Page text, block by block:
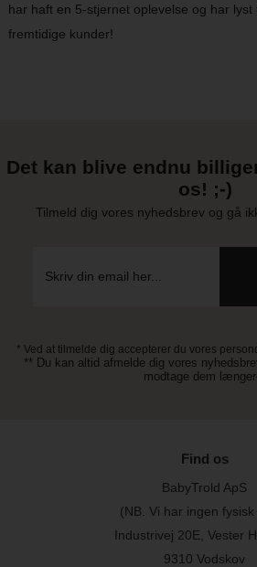
har haft en 5-stjernet oplevelse og har
fremtidige kunder!
Det kan blive endnu
os! ;-)
Tilmeld dig vores nyhedsbrev og gå
* Ved at tilmelde dig accepterer du vores
** Du kan altid afmelde dig vores
modtage dem
Find os
BabyTrold ApS
(NB. Vi har ingen fysisk
Industrivej 20E, Vester
9310 Vodskov